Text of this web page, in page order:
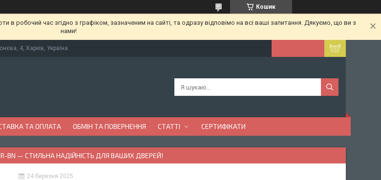
Кошик
робочий час згідно з графіком, зазначеним на сайті, та одразу відповімо на всі ваші запитання. Дякуємо, що ви з
нами!
4, Харків, Україна
ТА ОПЛАТА ОБМІН ТА ПОВЕРНЕННЯ СТАТТІ СЕРТИФІКАТИ
R-BN — СТИЛЬНА НАДІЙНІСТЬ ДЛЯ ВАШИХ ДВЕРЕЙ!
24 березня 2025